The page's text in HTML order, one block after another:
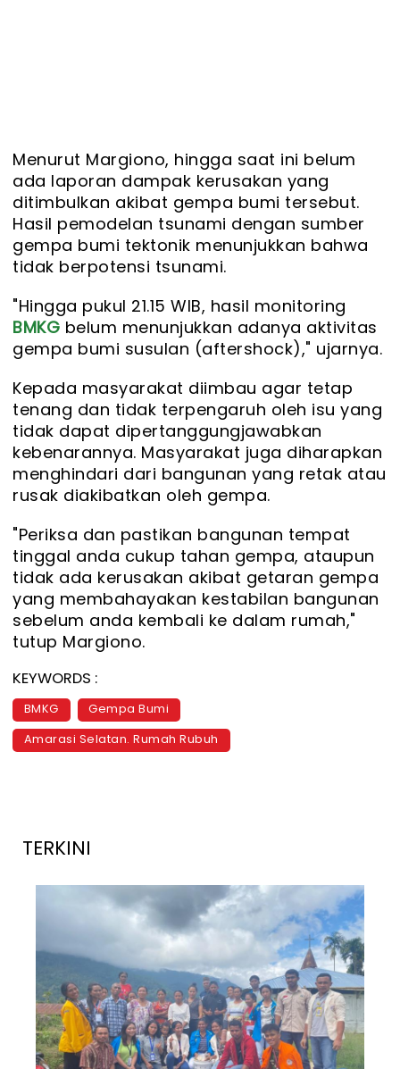
Menurut Margiono, hingga saat ini belum
ada laporan dampak kerusakan yang
ditimbulkan akibat gempa bumi tersebut.
Hasil pemodelan tsunami dengan sumber
gempa bumi tektonik menunjukkan bahwa
tidak berpotensi tsunami.
"Hingga pukul 21.15 WIB, hasil monitoring
BMKG belum menunjukkan adanya aktivitas
gempa bumi susulan (aftershock)," ujarnya.
Kepada masyarakat diimbau agar tetap
tenang dan tidak terpengaruh oleh isu yang
tidak dapat dipertanggungjawabkan
kebenarannya. Masyarakat juga diharapkan
menghindari dari bangunan yang retak atau
rusak diakibatkan oleh gempa.
"Periksa dan pastikan bangunan tempat
tinggal anda cukup tahan gempa, ataupun
tidak ada kerusakan akibat getaran gempa
yang membahayakan kestabilan bangunan
sebelum anda kembali ke dalam rumah,"
tutup Margiono.
KEYWORDS :
BMKG Gempa Bumi
Amarasi Selatan. Rumah Rubuh
TERKINI